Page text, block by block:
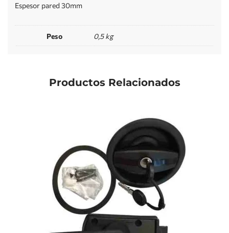
Espesor pared 30mm
Peso 0,5 kg
Productos Relacionados